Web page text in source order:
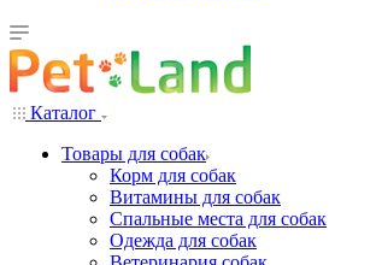
Каталог
Товары для собак
Корм для собак
Витамины для собак
Спальные места для собак
Одежда для собак